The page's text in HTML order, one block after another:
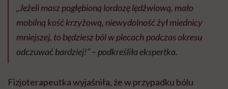
„Jeżeli masz pogłębioną lordozę lędźwiową, mało
mobilną kość krzyżową, niewydolność żył miednicy
mniejszej, to będziesz ból w plecach podczas okresu
odczuwać bardziej!” – podkreśliła ekspertka.
Fizjoterapeutka wyjaśniła, że w przypadku bólu